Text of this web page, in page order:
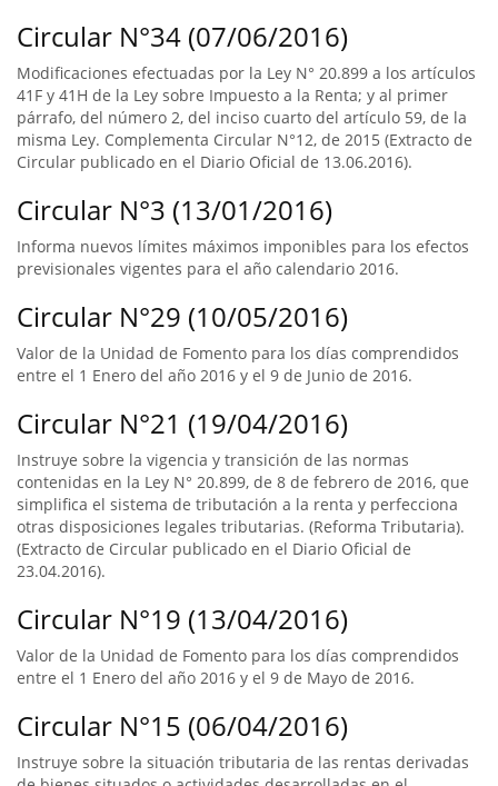
Circular N°34 (07/06/2016)
Modificaciones efectuadas por la Ley N° 20.899 a los artículos
41F y 41H de la Ley sobre Impuesto a la Renta; y al primer
párrafo, del número 2, del inciso cuarto del artículo 59, de la
misma Ley. Complementa Circular N°12, de 2015 (Extracto de
Circular publicado en el Diario Oficial de 13.06.2016).
Circular N°3 (13/01/2016)
Informa nuevos límites máximos imponibles para los efectos
previsionales vigentes para el año calendario 2016.
Circular N°29 (10/05/2016)
Valor de la Unidad de Fomento para los días comprendidos
entre el 1 Enero del año 2016 y el 9 de Junio de 2016.
Circular N°21 (19/04/2016)
Instruye sobre la vigencia y transición de las normas
contenidas en la Ley N° 20.899, de 8 de febrero de 2016, que
simplifica el sistema de tributación a la renta y perfecciona
otras disposiciones legales tributarias. (Reforma Tributaria).
(Extracto de Circular publicado en el Diario Oficial de
23.04.2016).
Circular N°19 (13/04/2016)
Valor de la Unidad de Fomento para los días comprendidos
entre el 1 Enero del año 2016 y el 9 de Mayo de 2016.
Circular N°15 (06/04/2016)
Instruye sobre la situación tributaria de las rentas derivadas